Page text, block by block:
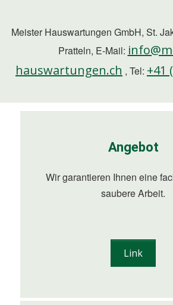
Meister Hauswartungen GmbH, St.
Pratteln, E-Mail:
hauswartungen.ch , Tel: +41
Angebot
Wir garantieren Ihnen eine
saubere Arbeit.
Link